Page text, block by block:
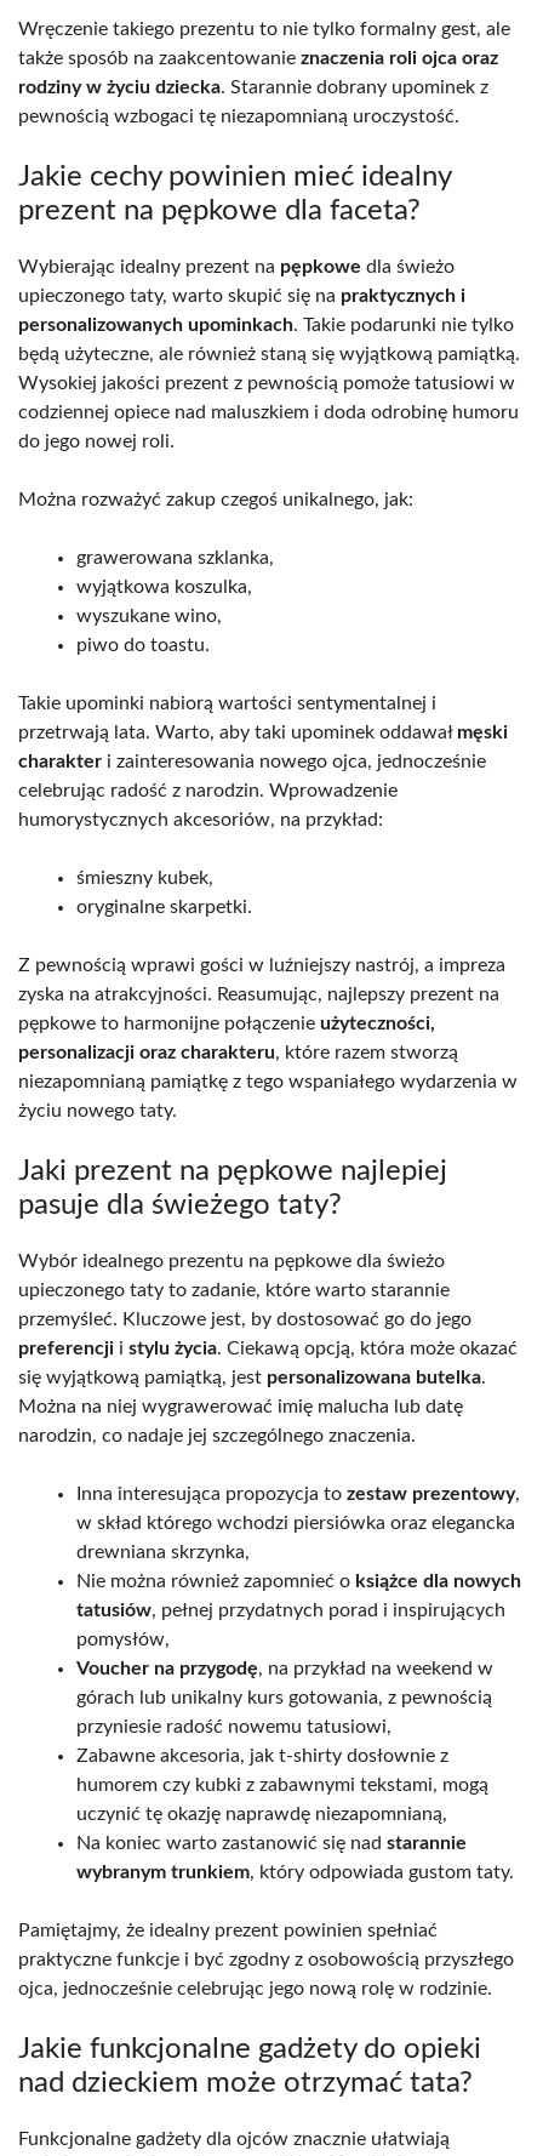
Wręczenie takiego prezentu to nie tylko formalny gest, ale
także sposób na zaakcentowanie znaczenia roli ojca oraz
rodziny w życiu dziecka. Starannie dobrany upominek z
pewnością wzbogaci tę niezapomnianą uroczystość.
Jakie cechy powinien mieć idealny
prezent na pępkowe dla faceta?
Wybierając idealny prezent na pępkowe dla świeżo
upieczonego taty, warto skupić się na praktycznych i
personalizowanych upominkach. Takie podarunki nie tylko
będą użyteczne, ale również staną się wyjątkową pamiątką.
Wysokiej jakości prezent z pewnością pomoże tatusiowi w
codziennej opiece nad maluszkiem i doda odrobinę humoru
do jego nowej roli.
Można rozważyć zakup czegoś unikalnego, jak:
grawerowana szklanka,
wyjątkowa koszulka,
wyszukane wino,
piwo do toastu.
Takie upominki nabiorą wartości sentymentalnej i
przetrwają lata. Warto, aby taki upominek oddawał męski
charakter i zainteresowania nowego ojca, jednocześnie
celebrując radość z narodzin. Wprowadzenie
humorystycznych akcesoriów, na przykład:
śmieszny kubek,
oryginalne skarpetki.
Z pewnością wprawi gości w luźniejszy nastrój, a impreza
zyska na atrakcyjności. Reasumując, najlepszy prezent na
pępkowe to harmonijne połączenie użyteczności,
personalizacji oraz charakteru, które razem stworzą
niezapomnianą pamiątkę z tego wspaniałego wydarzenia w
życiu nowego taty.
Jaki prezent na pępkowe najlepiej
pasuje dla świeżego taty?
Wybór idealnego prezentu na pępkowe dla świeżo
upieczonego taty to zadanie, które warto starannie
przemyśleć. Kluczowe jest, by dostosować go do jego
preferencji i stylu życia. Ciekawą opcją, która może okazać
się wyjątkową pamiątką, jest personalizowana butelka.
Można na niej wygrawerować imię malucha lub datę
narodzin, co nadaje jej szczególnego znaczenia.
Inna interesująca propozycja to zestaw prezentowy,
w skład którego wchodzi piersiówka oraz elegancka
drewniana skrzynka,
Nie można również zapomnieć o książce dla nowych
tatusiów, pełnej przydatnych porad i inspirujących
pomysłów,
Voucher na przygodę, na przykład na weekend w
górach lub unikalny kurs gotowania, z pewnością
przyniesie radość nowemu tatusiowi,
Zabawne akcesoria, jak t-shirty dosłownie z
humorem czy kubki z zabawnymi tekstami, mogą
uczynić tę okazję naprawdę niezapomnianą,
Na koniec warto zastanowić się nad starannie
wybranym trunkiem, który odpowiada gustom taty.
Pamiętajmy, że idealny prezent powinien spełniać
praktyczne funkcje i być zgodny z osobowością przyszłego
ojca, jednocześnie celebrując jego nową rolę w rodzinie.
Jakie funkcjonalne gadżety do opieki
nad dzieckiem może otrzymać tata?
Funkcjonalne gadżety dla ojców znacznie ułatwiają